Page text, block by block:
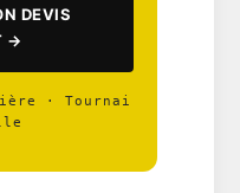
DEVIS
→
· Tournai